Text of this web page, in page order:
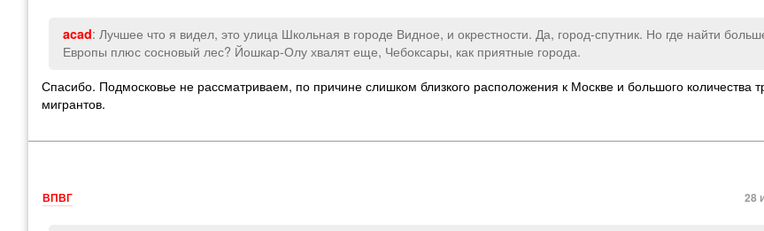
acad: Лучшее что я видел, это улица Школьная в городе Видное, и окрестности. Да, город-спутник. Но где найти
Европы плюс сосновый лес? Йошкар-Олу хвалят еще, Чебоксары, как приятные города.
Спасибо. Подмосковье не рассматриваем, по причине слишком близкого расположения к Москве и большого количества
мигрантов.
ВПВГ 28